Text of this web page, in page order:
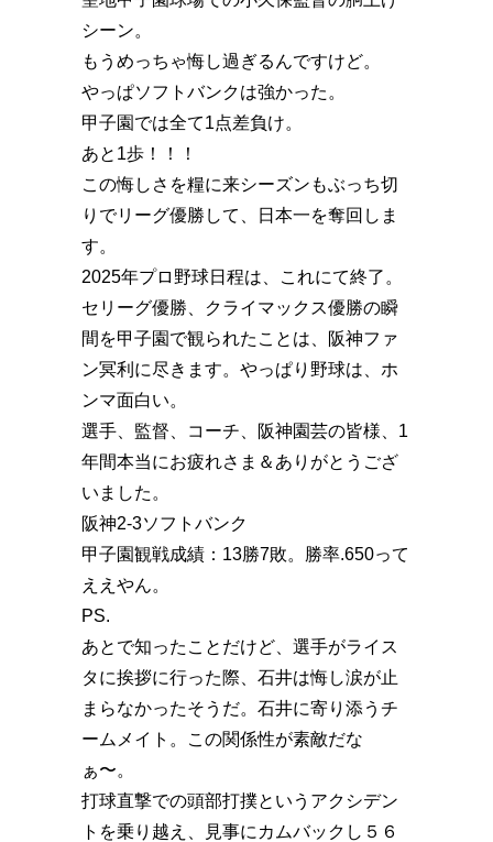
シーン。
もうめっちゃ悔し過ぎるんですけど。
やっぱソフトバンクは強かった。
甲子園では全て1点差負け。
あと1歩！！！
この悔しさを糧に来シーズンもぶっち切
りでリーグ優勝して、日本一を奪回しま
す。
2025年プロ野球日程は、これにて終了。
セリーグ優勝、クライマックス優勝の瞬
間を甲子園で観られたことは、阪神ファ
ン冥利に尽きます。やっぱり野球は、ホ
ンマ面白い。
選手、監督、コーチ、阪神園芸の皆様、1
年間本当にお疲れさま＆ありがとうござ
いました。
阪神2-3ソフトバンク
甲子園観戦成績：13勝7敗。勝率.650って
ええやん。
PS.
あとで知ったことだけど、選手がライス
タに挨拶に行った際、石井は悔し涙が止
まらなかったそうだ。石井に寄り添うチ
ームメイト。この関係性が素敵だな
ぁ〜。
打球直撃での頭部打撲というアクシデン
トを乗り越え、見事にカムバックし５６